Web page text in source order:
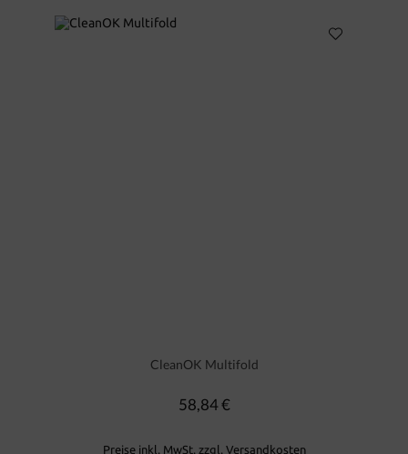
CleanOK Multifold
Regulärer Preis:
58,84 €
Preise inkl. MwSt. zzgl. Versandkosten